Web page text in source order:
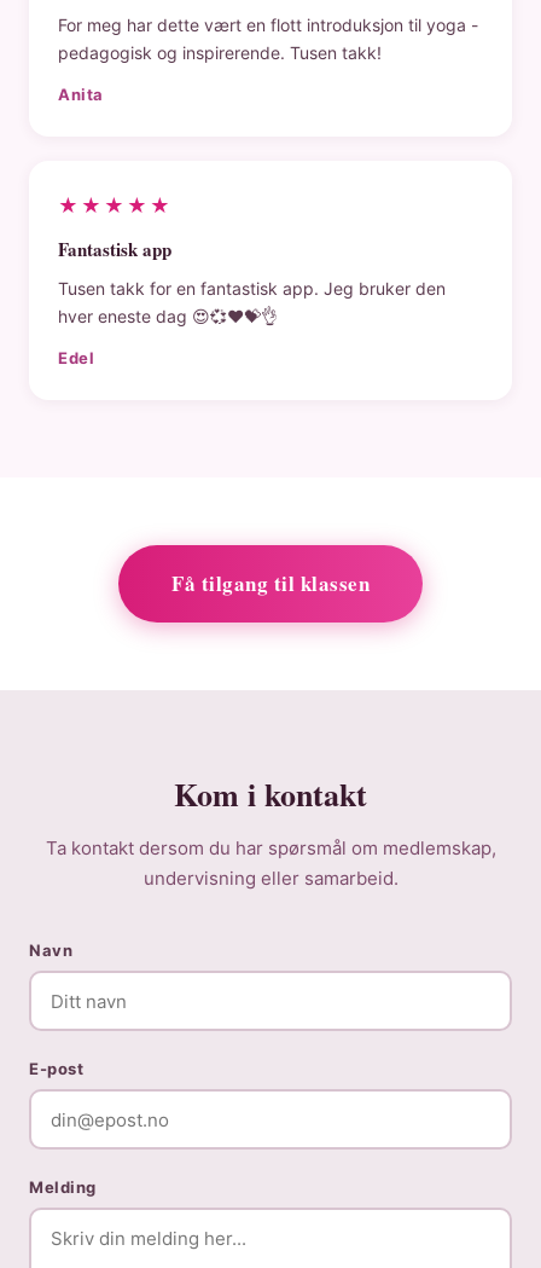
For meg har dette vært en flott introduksjon til yoga -
pedagogisk og inspirerende. Tusen takk!
Anita
★★★★★
Fantastisk app
Tusen takk for en fantastisk app. Jeg bruker den
hver eneste dag 😍💞❤️💝👌
Edel
Få tilgang til klassen
Kom i kontakt
Ta kontakt dersom du har spørsmål om medlemskap,
undervisning eller samarbeid.
Navn
E-post
Melding